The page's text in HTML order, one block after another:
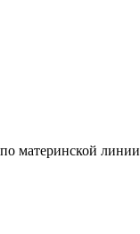
материнской линии